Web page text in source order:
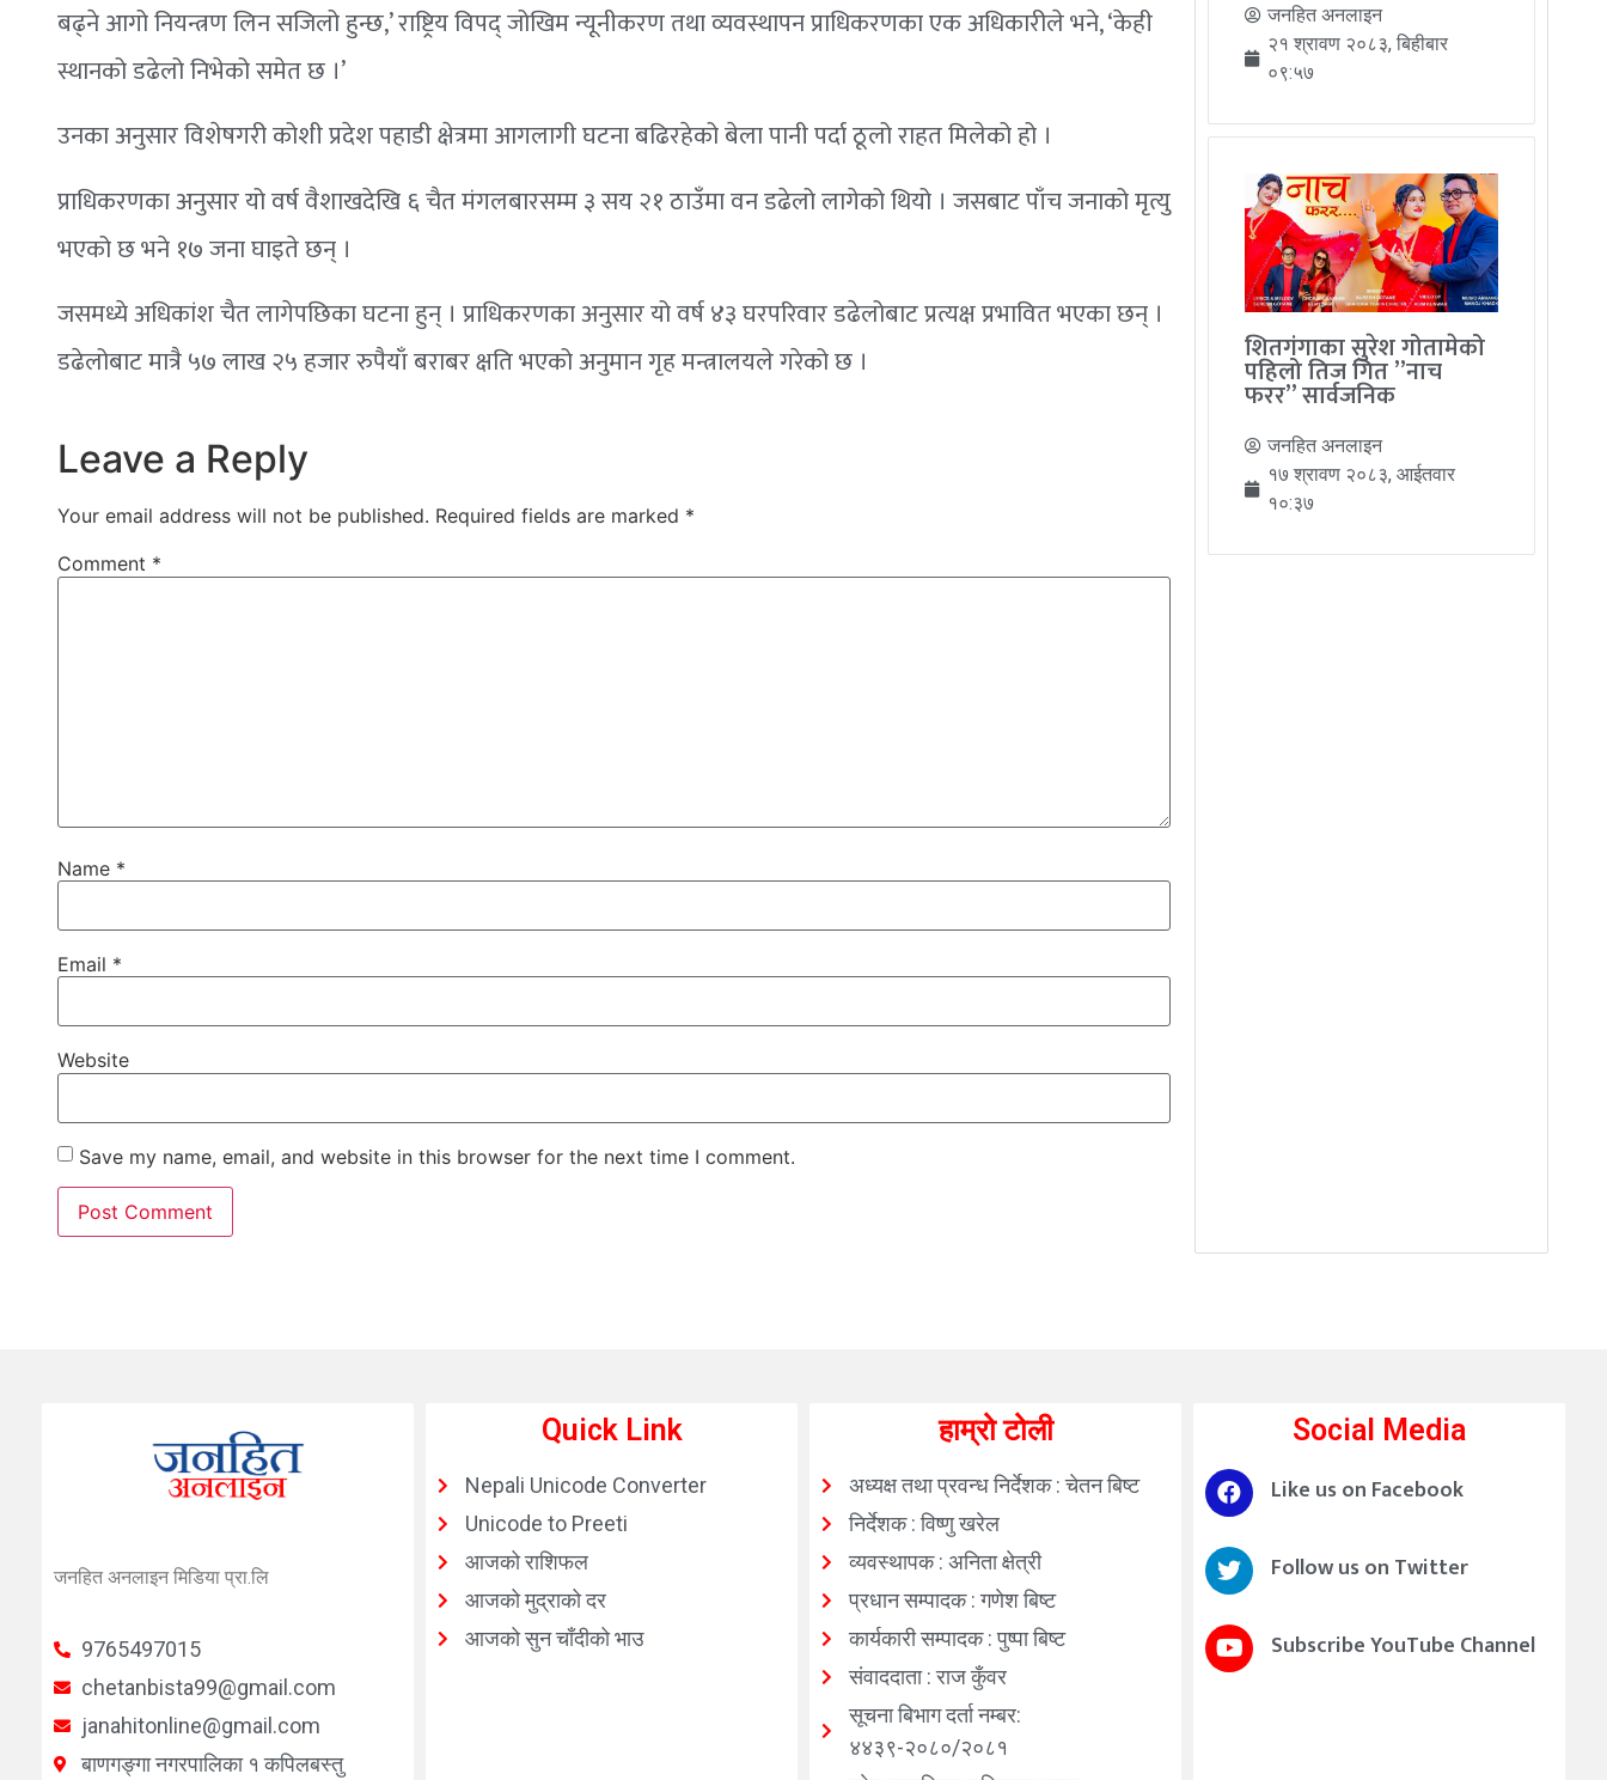
बढ्ने आगो नियन्त्रण लिन सजिलो हुन्छ,’ राष्ट्रिय विपद् जोखिम न्यूनीकरण तथा व्यवस्थापन प्राधिकरणका एक अधिकारीले भने, ‘केही
स्थानको डढेलो निभेको समेत छ ।’
उनका अनुसार विशेषगरी कोशी प्रदेश पहाडी क्षेत्रमा आगलागी घटना बढिरहेको बेला पानी पर्दा ठूलो राहत मिलेको हो ।
प्राधिकरणका अनुसार यो वर्ष वैशाखदेखि ६ चैत मंगलबारसम्म ३ सय २१ ठाउँमा वन डढेलो लागेको थियो । जसबाट पाँच जनाको मृत्यु
भएको छ भने १७ जना घाइते छन् ।
जसमध्ये अधिकांश चैत लागेपछिका घटना हुन् । प्राधिकरणका अनुसार यो वर्ष ४३ घरपरिवार डढेलोबाट प्रत्यक्ष प्रभावित भएका छन् ।
डढेलोबाट मात्रै ५७ लाख २५ हजार रुपैयाँ बराबर क्षति भएको अनुमान गृह मन्त्रालयले गरेको छ ।
Leave a Reply
Your email address will not be published. Required fields are marked *
Comment *
Name *
Email *
Website
Save my name, email, and website in this browser for the next time I comment.
जनहित अनलाइन
२१ श्रावण २०८३, बिहीबार
०९:५७
शितगंगाका सुरेश गोतामेको
पहिलो तिज गित ”नाच
फरर” सार्वजनिक
जनहित अनलाइन
१७ श्रावण २०८३, आईतवार
१०:३७
जनहित अनलाइन मिडिया प्रा.लि
9765497015
chetanbista99@gmail.com
janahitonline@gmail.com
बाणगङ्गा नगरपालिका १ कपिलबस्तु
Quick Link
Nepali Unicode Converter
Unicode to Preeti
आजको राशिफल
आजको मुद्राको दर
आजको सुन चाँदीको भाउ
हाम्रो टोली
अध्यक्ष तथा प्रवन्ध निर्देशक : चेतन बिष्ट
निर्देशक : विष्णु खरेल
व्यवस्थापक : अनिता क्षेत्री
प्रधान सम्पादक : गणेश बिष्ट
कार्यकारी सम्पादक : पुष्पा बिष्ट
संवाददाता : राज कुँवर
सूचना बिभाग दर्ता नम्बर:
४४३९-२०८०/२०८१
Social Media
Like us on Facebook
Follow us on Twitter
Subscribe YouTube Channel